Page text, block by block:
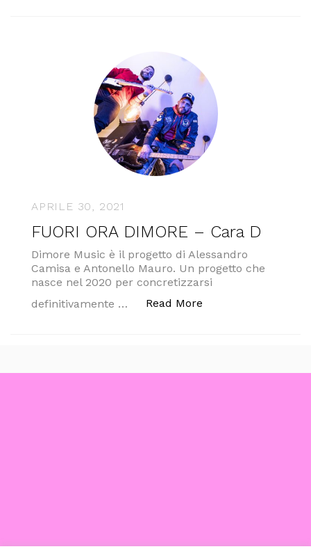
APRILE 30, 2021
FUORI ORA DIMORE – Cara D
Dimore Music è il progetto di Alessandro
Camisa e Antonello Mauro. Un progetto che
nasce nel 2020 per concretizzarsi
definitivamente …
Read More